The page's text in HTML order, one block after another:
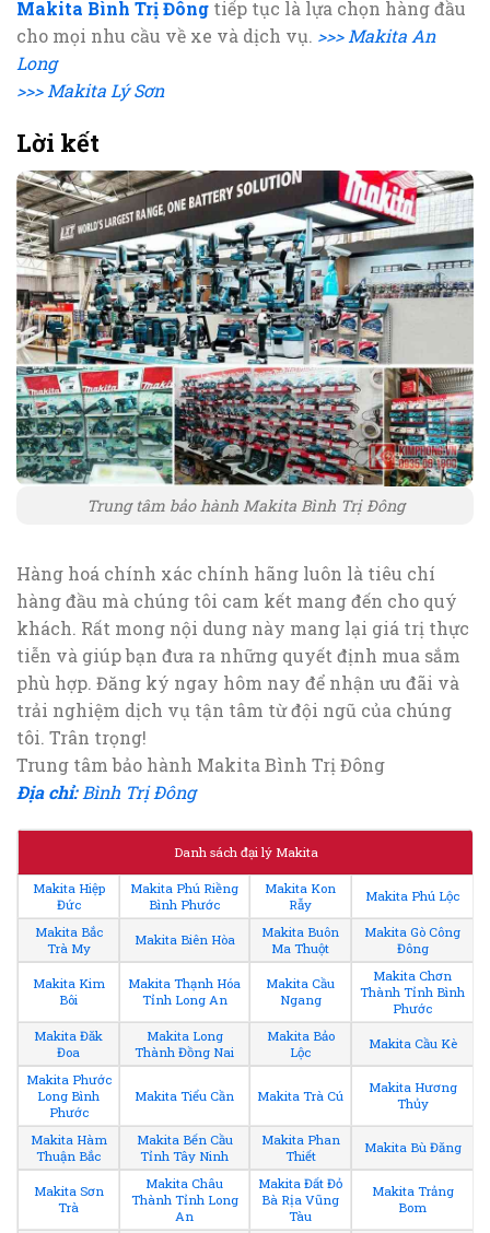
Makita Bình Trị Đông tiếp tục là lựa chọn hàng đầu
cho mọi nhu cầu về xe và dịch vụ. >>> Makita An
Long
>>> Makita Lý Sơn
Lời kết
Trung tâm bảo hành Makita Bình Trị Đông
Hàng hoá chính xác chính hãng luôn là tiêu chí
hàng đầu mà chúng tôi cam kết mang đến cho quý
khách. Rất mong nội dung này mang lại giá trị thực
tiễn và giúp bạn đưa ra những quyết định mua sắm
phù hợp. Đăng ký ngay hôm nay để nhận ưu đãi và
trải nghiệm dịch vụ tận tâm từ đội ngũ của chúng
tôi. Trân trọng!
Trung tâm bảo hành Makita Bình Trị Đông
Địa chỉ: Bình Trị Đông
Danh sách đại lý Makita
Makita Hiệp
Đức
Makita Phú Riềng
Bình Phước
Makita Kon
Rẫy
Makita Phú Lộc
Makita Bắc
Trà My
Makita Biên Hòa
Makita Buôn
Ma Thuột
Makita Gò Công
Đông
Makita Kim
Bôi
Makita Thạnh Hóa
Tỉnh Long An
Makita Cầu
Ngang
Makita Chơn
Thành Tỉnh Bình
Phước
Makita Đăk
Đoa
Makita Long
Thành Đồng Nai
Makita Bảo
Lộc
Makita Cầu Kè
Makita Phước
Long Bình
Phước
Makita Tiểu Cần Makita Trà Cú
Makita Hương
Thủy
Makita Hàm
Thuận Bắc
Makita Bến Cầu
Tỉnh Tây Ninh
Makita Phan
Thiết
Makita Bù Đăng
Makita Sơn
Trà
Makita Châu
Thành Tỉnh Long
An
Makita Đất Đỏ
Bà Rịa Vũng
Tàu
Makita Trảng
Bom